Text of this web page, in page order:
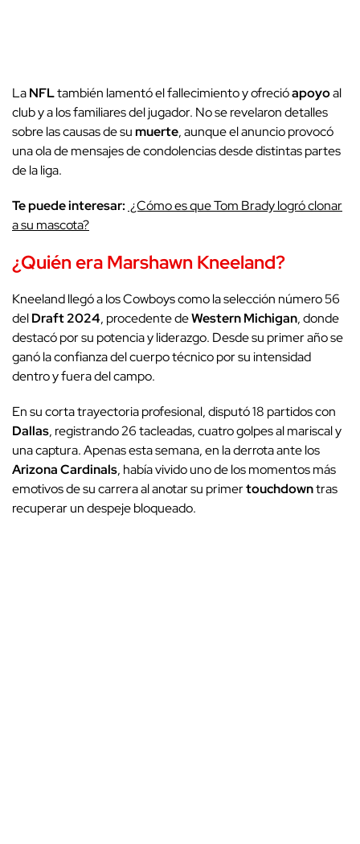
LaNFLtambién lamentó el fallecimiento y ofrecióapoyoal
club y a los familiares del jugador. No se revelaron detalles
sobre las causas de sumuerte, aunque el anuncio provocó
una ola de mensajes de condolencias desde distintas partes
de la liga.
Te puede interesar: ¿Cómo es que Tom Brady logró clonar
a su mascota?
¿Quién eraMarshawn Kneeland?
Kneeland llegó a los Cowboys como la selección número 56
delDraft 2024, procedente deWestern Michigan, donde
destacó por su potencia y liderazgo. Desde su primer año se
ganó la confianza del cuerpo técnico por su intensidad
dentro y fuera del campo.
En su corta trayectoria profesional, disputó 18 partidos con
Dallas, registrando 26 tacleadas, cuatro golpes al mariscal y
una captura. Apenas esta semana, en la derrota ante los
Arizona Cardinals, había vivido uno de los momentos más
emotivos de su carrera al anotar su primertouchdowntras
recuperar un despeje bloqueado.